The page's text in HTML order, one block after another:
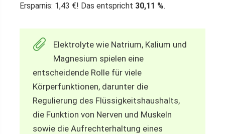
Ersparnis: 1,43 €! Das entspricht 30,11 %.
Elektrolyte wie Natrium, Kalium und
Magnesium spielen eine
entscheidende Rolle für viele
Körperfunktionen, darunter die
Regulierung des Flüssigkeitshaushalts,
die Funktion von Nerven und Muskeln
sowie die Aufrechterhaltung eines